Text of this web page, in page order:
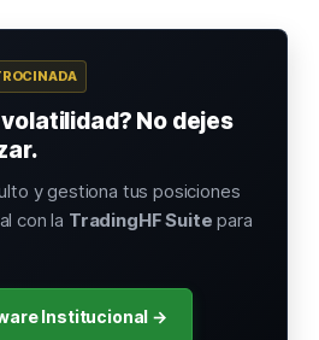
No dejes
y gestiona tus posiciones
con la TradingHF Suite para
Institucional →